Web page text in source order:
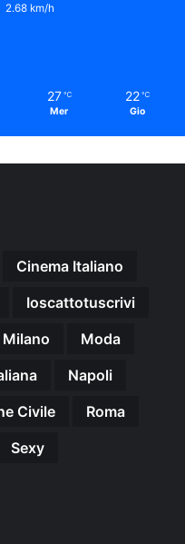
2.68 km/h
27 ℃
Mer
22 ℃
Gio
Cinema Italiano
Ioscattotuscrivi
Milano
Moda
Napoli
Civile
Roma
Sexy